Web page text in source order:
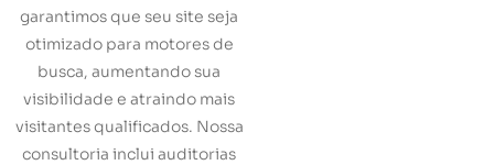
garantimos que seu site seja
otimizado para motores de
busca, aumentando sua
visibilidade e atraindo mais
visitantes qualificados. Nossa
consultoria inclui auditorias